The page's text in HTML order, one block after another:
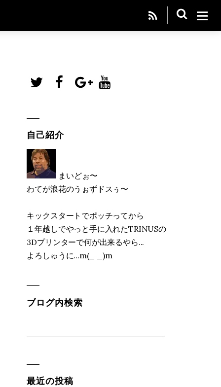
自己紹介
まいどぉ〜
わてが浪花のうぉずドスぅ〜
キックスタートでポッチってから
１年越しでやっと手に入れたTRINUSの
3Dプリンターで何が出来るやら...
よろしゅうに...m(_ _)m
ブログ内検索
最近の投稿